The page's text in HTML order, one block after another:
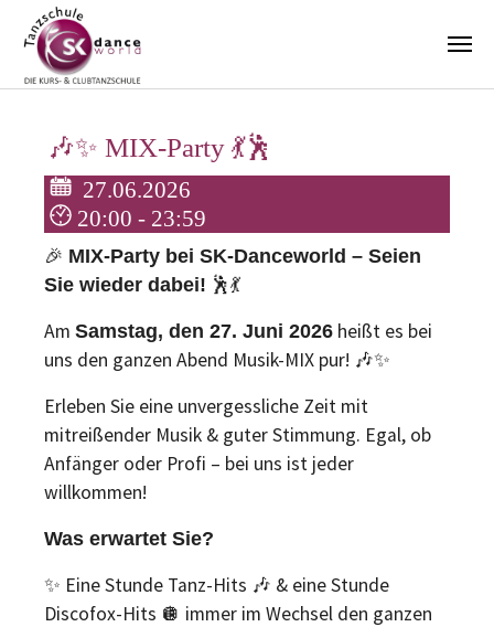
🎶✨ MIX-Party 💃🕺
27.06.2026
20:00 - 23:59
🎉 MIX-Party bei SK-Danceworld – Seien
Sie wieder dabei! 🕺💃
Am Samstag, den 27. Juni 2026 heißt es bei
uns den ganzen Abend Musik-MIX pur! 🎶✨
Erleben Sie eine unvergessliche Zeit mit
mitreißender Musik & guter Stimmung. Egal, ob
Anfänger oder Profi – bei uns ist jeder
willkommen!
Was erwartet Sie?
✨ Eine Stunde Tanz-Hits 🎶 & eine Stunde
Discofox-Hits 🪩 immer im Wechsel den ganzen